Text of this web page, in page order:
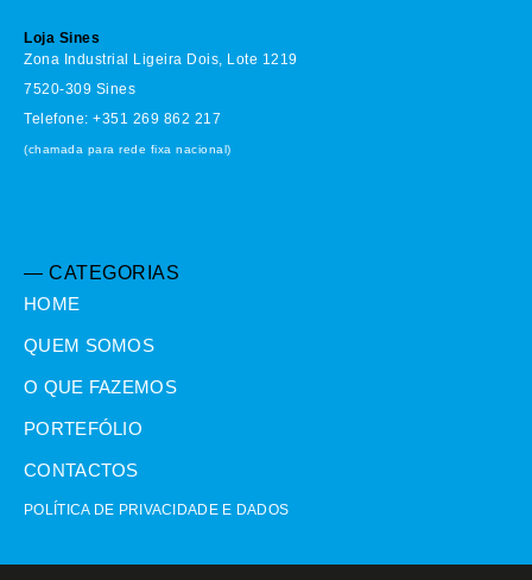
Loja Sines
Zona Industrial Ligeira Dois, Lote 1219
7520-309 Sines
Telefone: +351 269 862 217
(chamada para rede fixa nacional)
— CATEGORIAS
HOME
QUEM SOMOS
O QUE FAZEMOS
PORTEFÓLIO
CONTACTOS
POLÍTICA DE PRIVACIDADE E DADOS